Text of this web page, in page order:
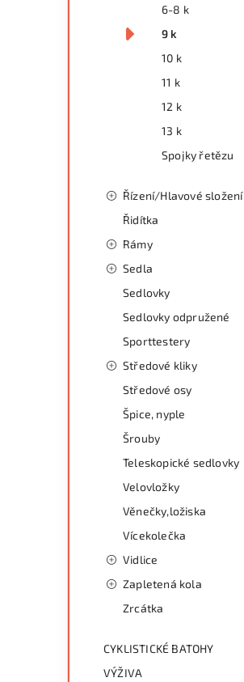
6-8 k
9 k
10 k
11 k
12 k
13 k
Spojky řetězu
Řízení/Hlavové složení
Řidítka
Rámy
Sedla
Sedlovky
Sedlovky odpružené
Sporttestery
Středové kliky
Středové osy
Špice, nyple
Šrouby
Teleskopické sedlovky
Velovložky
Věnečky,ložiska
Vícekolečka
Vidlice
Zapletená kola
Zrcátka
CYKLISTICKÉ BATOHY
VÝŽIVA